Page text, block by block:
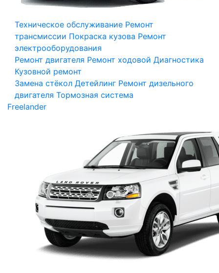
Техническое обслуживание Ремонт
трансмиссии Покраска кузова Ремонт
электрооборудования
Ремонт двигателя Ремонт ходовой Диагностика
Кузовной ремонт
Замена стёкол Детейлинг Ремонт дизельного
двигателя Тормозная система
Freelander